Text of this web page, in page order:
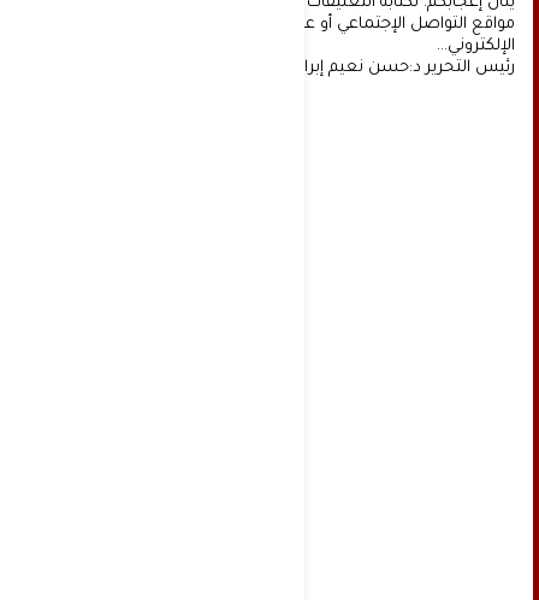
مواقع التواصل الإجتماعي أو عن طريق خدمة البريد
الإلكتروني...
رئيس التحرير د:حسن نعيم إبراهيم.